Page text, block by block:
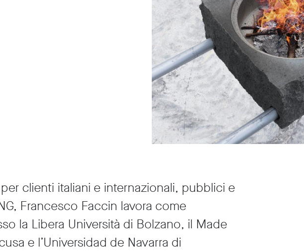
clienti italiani e internazionali, pubblici e
Francesco Faccin lavora come
la Libera Università di Bolzano, il Made
e l’Universidad de Navarra di